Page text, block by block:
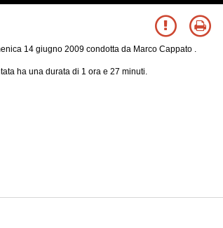
14 giugno 2009 condotta da Marco Cappato .
ha una durata di 1 ora e 27 minuti.